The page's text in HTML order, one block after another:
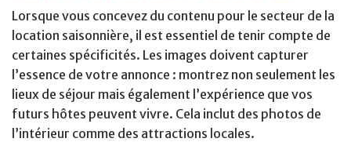
Lorsque vous concevez du contenu pour le secteur de la
location saisonnière, il est essentiel de tenir compte de
certaines spécificités. Les images doivent capturer
l’essence de votre annonce : montrez non seulement les
lieux de séjour mais également l’expérience que vos
futurs hôtes peuvent vivre. Cela inclut des photos de
l’intérieur comme des attractions locales.